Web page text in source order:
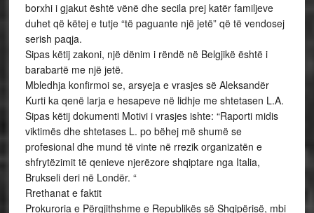
borxhi i gjakut është vënë dhe secila prej katër familjeve
duhet që këtej e tutje “të paguante një jetë” që të vendosej
serish paqja.
Sipas këtij zakoni, një dënim i rëndë në Belgjikë është i
barabartë me një jetë.
Mbledhja konfirmoi se, arsyeja e vrasjes së Aleksandër
Kurti ka qenë larja e hesapeve në lidhje me shtetasen L.A.
Sipas këtij dokumenti Motivi i vrasjes ishte: “Raporti midis
viktimës dhe shtetases L. po bëhej më shumë se
profesional dhe mund të vinte në rrezik organizatën e
shfrytëzimit të qenieve njerëzore shqiptare nga Italia,
Brukseli deri në Londër. “
Rrethanat e faktit
Prokuroria e Përgjithshme e Republikës së Shqipërisë, mbi